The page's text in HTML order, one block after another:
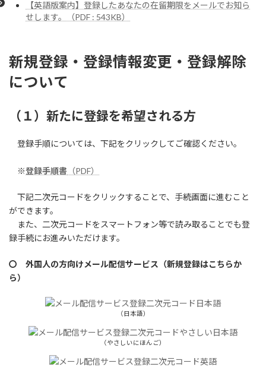
【英語版案内】登録したあなたの在留期限をメールでお知ら
せします。（PDF : 543KB）
新規登録・登録情報変更・登録解除
について
（１）新たに登録を希望される方
登録手順については、下記をクリックしてご確認ください。
※登録手順書 （PDF）
下記二次元コードをクリックすることで、手続画面に進むこと
ができます。
また、二次元コードをスマートフォン等で読み取ることでも登
録手続にお進みいただけます。
〇 外国人の方向けメール配信サービス（新規登録はこちらか
ら）
（日本語）
（やさしいにほんご）